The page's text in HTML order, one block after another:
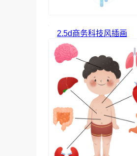
2.5d商务科技风插画